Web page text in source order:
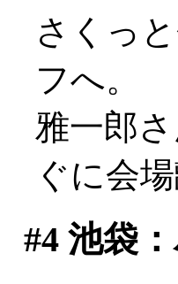
さくっ
フへ。
雅一郎
ぐに会場
#4池袋：